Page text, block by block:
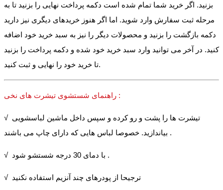
بزنید. اگر خرید شما تمام شده است دکمه پرداخت نهایی را بزنید تا به
مرحله ثبت سفارش وارد شوید. اما اگر هنوز خریدهای دیگری نیز دارید
دکمه بازگشت را بزنید و محصولات دیگر را نیز به سبد خرید خود اضافه
کنید. در آخر می توانید وارد سبد خرید خود شده و دکمه پرداخت را بزنید
تا خرید خود را نهایی و ثبت کنید.
راهنمای شستشوی تیشرت های نخی :
√ تیشرت ها را پشت و رو کرده و سپس داخل ماشین لباسشویی
بیاندازید. خصوصا لباس هایی که دارای چاپ می باشند .
√ با دمای 30 درجه شستشو شود .